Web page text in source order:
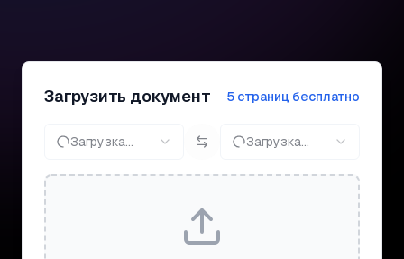
Загрузить документ 5 страниц бесплатно
Загрузка... Загрузка...